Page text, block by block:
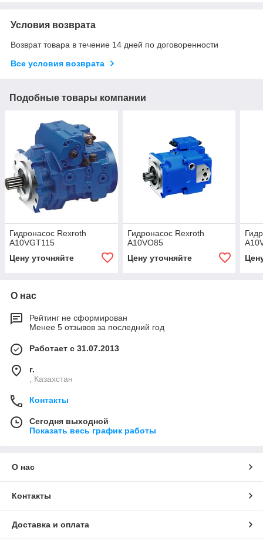
Условия возврата
Возврат товара в течение 14 дней по договоренности
Все условия возврата
Подобные товары компании
Гидронасос Rexroth
A10VGT115
Цену уточняйте
Гидронасос Rexroth
A10VO85
Цену уточняйте
О нас
Рейтинг не сформирован
Менее 5 отзывов за последний год
Работает с 31.07.2013
г.
, Казахстан
Контакты
Сегодня выходной
Показать весь график работы
О нас
Контакты
Доставка и оплата